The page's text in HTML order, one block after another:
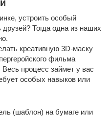
устроить особый
Тогда одна из наших
креативную 3D-маску
фильма
процесс займет у вас
особых навыков или
(шаблон) на бумаге или